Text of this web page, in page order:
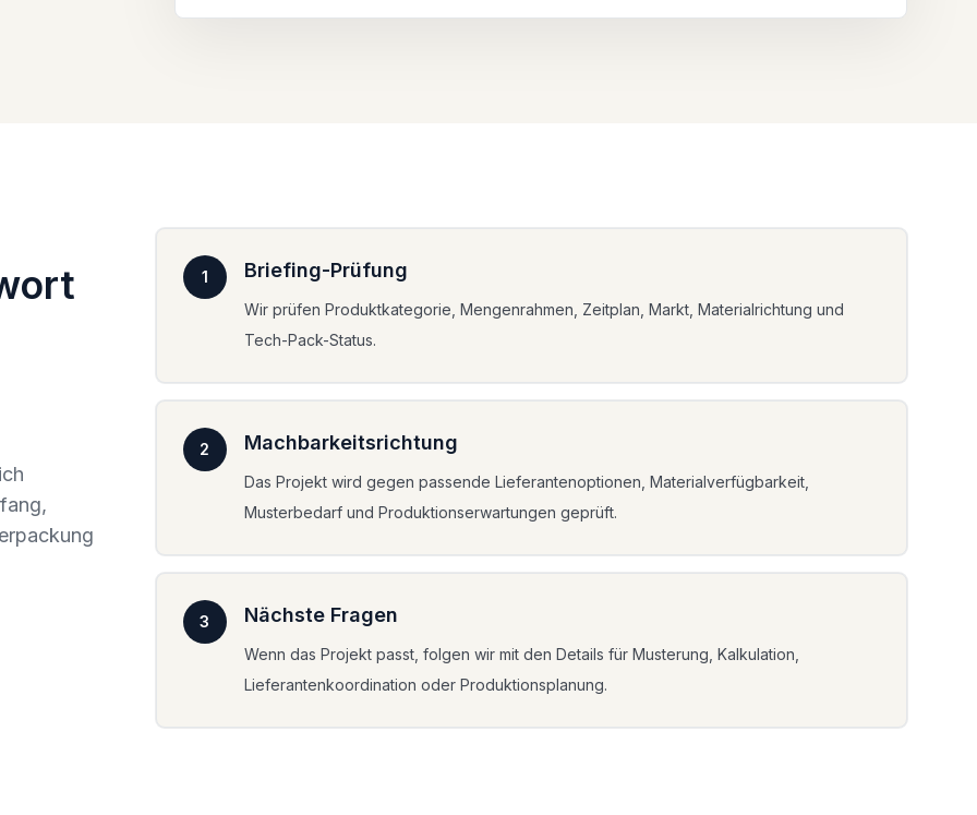
1 Briefing-Prüfung
Wir prüfen Produktkategorie, Mengenrahmen, Zeitplan, Markt, Materialrichtung und
Tech-Pack-Status.
2 Machbarkeitsrichtung
Das Projekt wird gegen passende Lieferantenoptionen, Materialverfügbarkeit,
Musterbedarf und Produktionserwartungen geprüft.
3 Nächste Fragen
Wenn das Projekt passt, folgen wir mit den Details für Musterung, Kalkulation,
Lieferantenkoordination oder Produktionsplanung.